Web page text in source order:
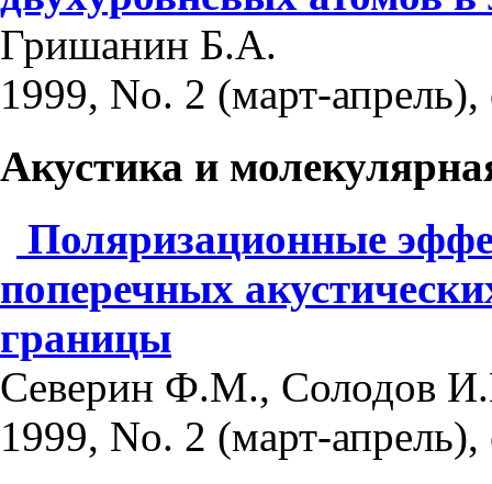
Гришанин Б.А.
1999, No. 2 (март-апрель),
Акустика и
Поляризационные
поперечных
границы
Северин Ф.М., Солодов
1999, No. 2 (март-апрель),